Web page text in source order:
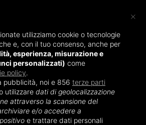
×
utilizziamo cookie o tecnologie
e, con il tuo consenso, anche per
esperienza, misurazione e
personalizzati) come
policy.
pubblicità, noi e 856 terze parti
utilizzare dati di geolocalizzazione
attraverso la scansione del
e/o accedere a
e trattare dati personali
Mam
dei dispositivi molto utili in
di salute o di lavoro).